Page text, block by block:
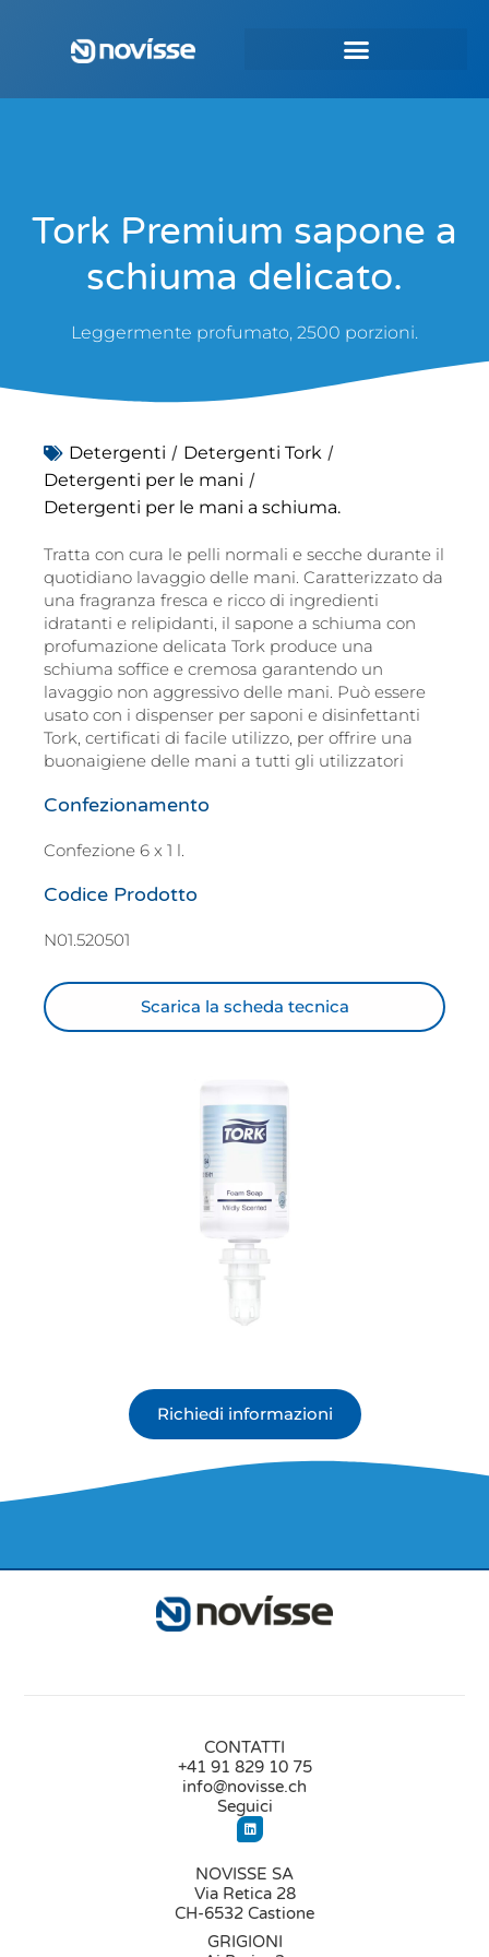
Tork Premium sapone a
schiuma delicato.
Leggermente profumato, 2500 porzioni.
Detergenti / Detergenti Tork /
Detergenti per le mani /
Detergenti per le mani a schiuma.
Tratta con cura le pelli normali e secche durante il
quotidiano lavaggio delle mani. Caratterizzato da
una fragranza fresca e ricco di ingredienti
idratanti e relipidanti, il sapone a schiuma con
profumazione delicata Tork produce una
schiuma soffice e cremosa garantendo un
lavaggio non aggressivo delle mani. Può essere
usato con i dispenser per saponi e disinfettanti
Tork, certificati di facile utilizzo, per offrire una
buonaigiene delle mani a tutti gli utilizzatori
Confezionamento
Confezione 6 x 1 l.
Codice Prodotto
N01.520501
Scarica la scheda tecnica
Richiedi informazioni
CONTATTI
+41 91 829 10 75
info@novisse.ch
Seguici
NOVISSE SA
Via Retica 28
CH-6532 Castione
GRIGIONI